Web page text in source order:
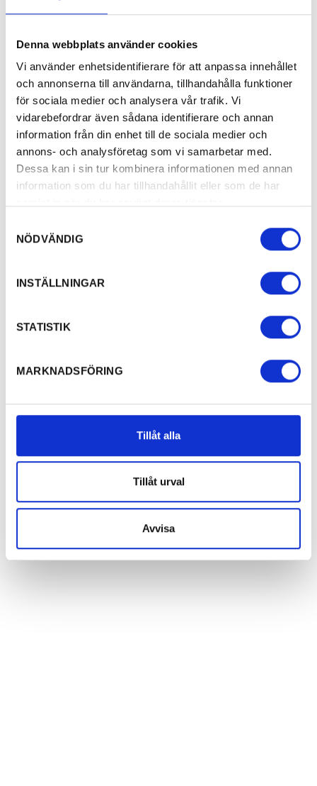
Denna webbplats använder cookies
Vi använder enhetsidentifierare för att anpassa innehållet
och annonserna till användarna, tillhandahålla funktioner
för sociala medier och analysera vår trafik. Vi
vidarebefordrar även sådana identifierare och annan
information från din enhet till de sociala medier och
annons- och analysföretag som vi samarbetar med.
Dessa kan i sin tur kombinera informationen med annan
information som du har tillhandahållit eller som de har
NÖDVÄNDIG
INSTÄLLNINGAR
STATISTIK
MARKNADSFÖRING
Tillåt alla
Tillåt urval
Avvisa